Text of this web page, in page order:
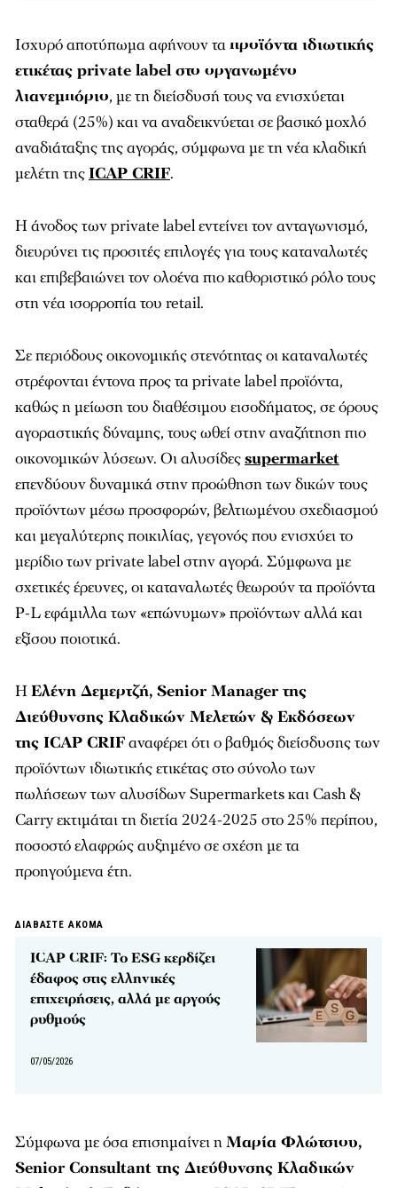
Ισχυρό αποτύπωμα αφήνουν ταπροϊόντα ιδιωτικής
ετικέτας private label στο οργανωμένο
λιανεμπόριο, με τη διείσδυσή τους να ενισχύεται
σταθερά (25%) και να αναδεικνύεται σε βασικό μοχλό
αναδιάταξης της αγοράς, σύμφωνα με τη νέα κλαδική
μελέτη της ICAP CRIF.
Η άνοδος των private label εντείνει τον ανταγωνισμό,
διευρύνει τις προσιτές επιλογές για τους καταναλωτές
και επιβεβαιώνει τον ολοένα πιο καθοριστικό ρόλο τους
στη νέα ισορροπία του retail.
Σε περιόδους οικονομικής στενότητας οι καταναλωτές
στρέφονται έντονα προς τα private label προϊόντα,
καθώς η μείωση του διαθέσιμου εισοδήματος, σε όρους
αγοραστικής δύναμης, τους ωθεί στην αναζήτηση πιο
οικονομικών λύσεων. Οι αλυσίδεςsupermarket
επενδύουν δυναμικά στην προώθηση των δικών τους
προϊόντων μέσω προσφορών, βελτιωμένου σχεδιασμού
και μεγαλύτερης ποικιλίας, γεγονός που ενισχύει το
μερίδιο των private label στην αγορά. Σύμφωνα με
σχετικές έρευνες, οι καταναλωτές θεωρούν τα προϊόντα
P-L εφάμιλλα των «επώνυμων» προϊόντων αλλά και
εξίσου ποιοτικά.
ΗΕλένη Δεμερτζή, Senior Manager της
Διεύθυνσης Κλαδικών Μελετών & Εκδόσεων
της ICAP CRIFαναφέρει ότι ο βαθμός διείσδυσης των
προϊόντων ιδιωτικής ετικέτας στο σύνολο των
πωλήσεων των αλυσίδων Supermarkets και Cash &
Carry εκτιμάται τη διετία 2024-2025 στο 25% περίπου,
ποσοστό ελαφρώς αυξημένο σε σχέση με τα
προηγούμενα έτη.
ΔΙΑΒΑΣΤΕ ΑΚΟΜΑ
ICAP CRIF: Το ESG κερδίζει
έδαφος στις ελληνικές
επιχειρήσεις, αλλά με αργούς
ρυθμούς
07/05/2026
Σύμφωνα με όσα επισημαίνει ηΜαρία Φλώτσιου,
Senior Consultant της Διεύθυνσης Κλαδικών